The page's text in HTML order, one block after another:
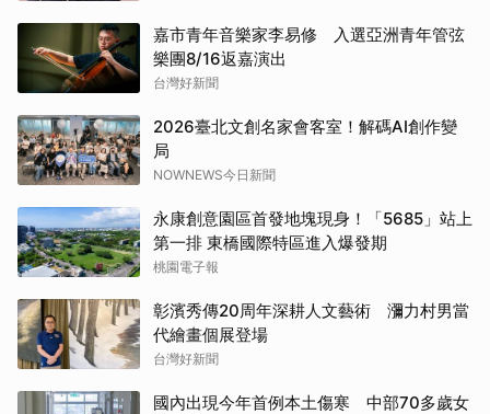
嘉市青年音樂家李易修 入選亞洲青年管弦
樂團8/16返嘉演出
台灣好新聞
2026臺北文創名家會客室！解碼AI創作變
局
NOWNEWS今日新聞
永康創意園區首發地塊現身！「5685」站上
第一排 東橋國際特區進入爆發期
桃園電子報
彰濱秀傳20周年深耕人文藝術 瀰力村男當
代繪畫個展登場
台灣好新聞
國內出現今年首例本土傷寒 中部70多歲女